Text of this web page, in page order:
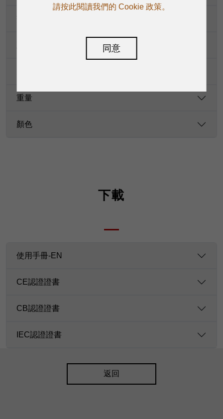
重量
顏色
下載
使用手冊-EN
CE認證證書
CB認證證書
IEC認證證書
返回
請按此閱讀我們的 Cookie 政策。
同意